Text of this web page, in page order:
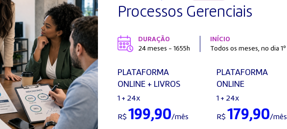
Processos Gerenciais
DURAÇÃO
24 meses - 1655h
INÍCIO
Todos os meses, no dia 1º
PLATAFORMA
ONLINE + LIVROS
1 + 24x
R$ 199,90/mês
PLATAFORMA
ONLINE
1 + 24x
R$ 179,90/mês